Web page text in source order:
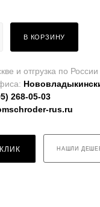
В КОРЗИНУ
и отгрузка по
268-05-03
rus.ru
НАШЛИ